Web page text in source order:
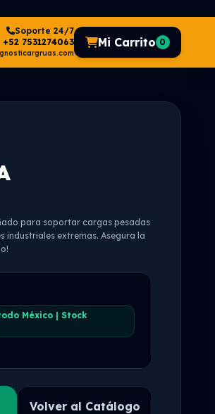
Soporte 24/7
+52 7531274063
Mi Carrito 0
para soportar cargas pesadas
extremas. Asegura la
México | Stock
Volver al Catálogo